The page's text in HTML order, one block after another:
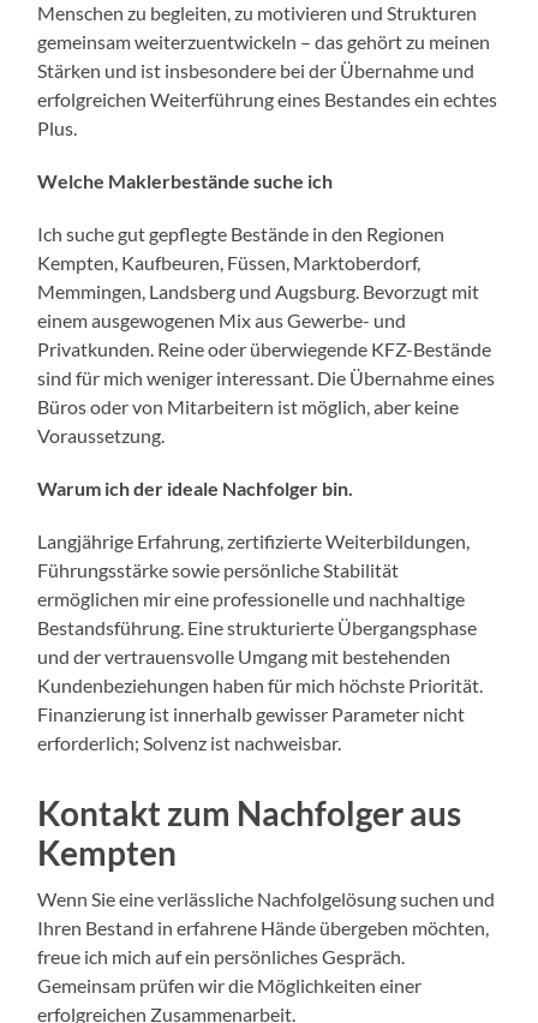
Menschen zu begleiten, zu motivieren und Strukturen
gemeinsam weiterzuentwickeln – das gehört zu meinen
Stärken und ist insbesondere bei der Übernahme und
erfolgreichen Weiterführung eines Bestandes ein echtes
Plus.
Welche Maklerbestände suche ich
Ich suche gut gepflegte Bestände in den Regionen
Kempten, Kaufbeuren, Füssen, Marktoberdorf,
Memmingen, Landsberg und Augsburg. Bevorzugt mit
einem ausgewogenen Mix aus Gewerbe- und
Privatkunden. Reine oder überwiegende KFZ-Bestände
sind für mich weniger interessant. Die Übernahme eines
Büros oder von Mitarbeitern ist möglich, aber keine
Voraussetzung.
Warum ich der ideale Nachfolger bin.
Langjährige Erfahrung, zertifizierte Weiterbildungen,
Führungsstärke sowie persönliche Stabilität
ermöglichen mir eine professionelle und nachhaltige
Bestandsführung. Eine strukturierte Übergangsphase
und der vertrauensvolle Umgang mit bestehenden
Kundenbeziehungen haben für mich höchste Priorität.
Finanzierung ist innerhalb gewisser Parameter nicht
erforderlich; Solvenz ist nachweisbar.
Kontakt zum Nachfolger aus
Kempten
Wenn Sie eine verlässliche Nachfolgelösung suchen und
Ihren Bestand in erfahrene Hände übergeben möchten,
freue ich mich auf ein persönliches Gespräch.
Gemeinsam prüfen wir die Möglichkeiten einer
erfolgreichen Zusammenarbeit.